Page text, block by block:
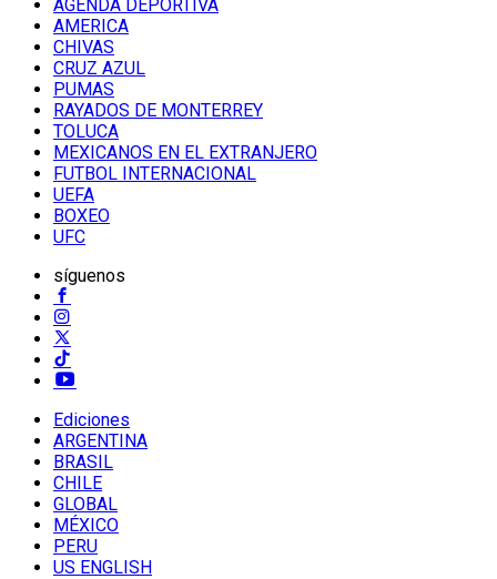
AGENDA DEPORTIVA
AMERICA
CHIVAS
CRUZ AZUL
PUMAS
RAYADOS DE MONTERREY
TOLUCA
MEXICANOS EN EL EXTRANJERO
FUTBOL INTERNACIONAL
UEFA
BOXEO
UFC
síguenos
Ediciones
ARGENTINA
BRASIL
CHILE
GLOBAL
MÉXICO
PERU
US ENGLISH